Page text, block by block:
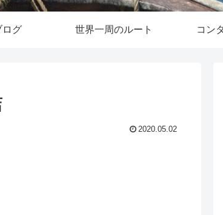
ログ 世界一周のルート コン
2020.05.02